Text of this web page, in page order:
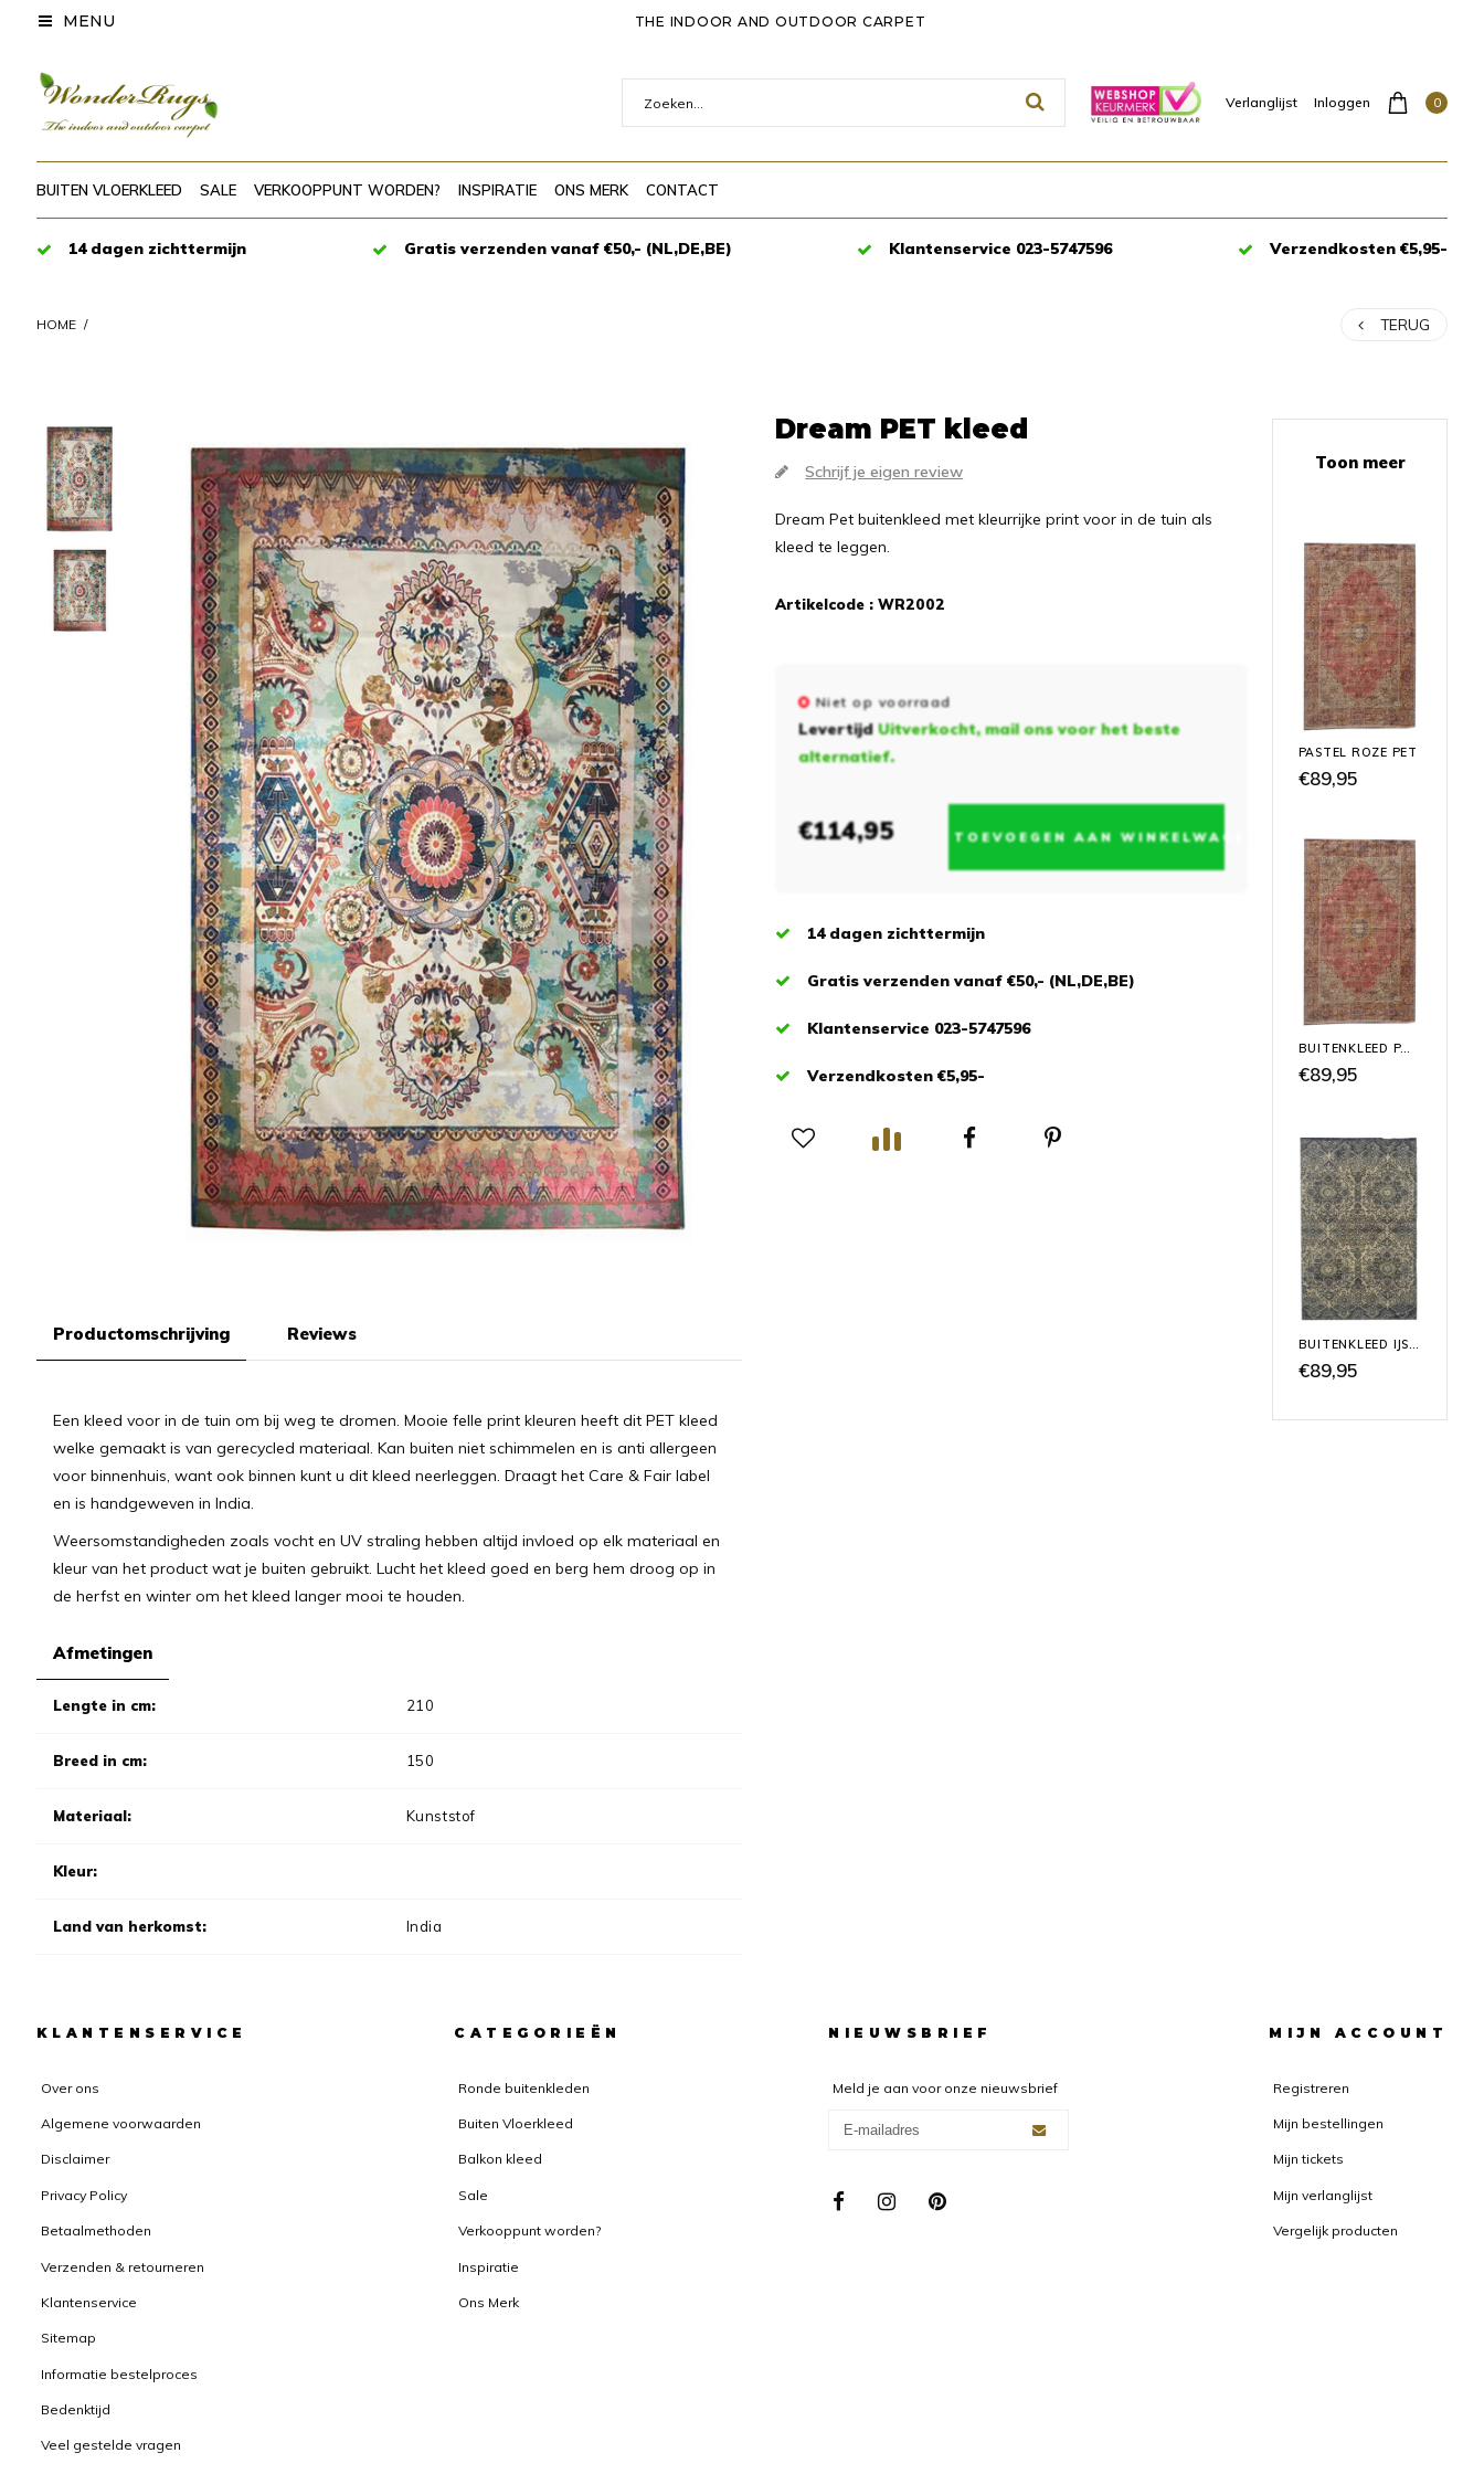
MENU THE INDOOR AND OUTDOOR CARPET
Verlanglijst Inloggen 0
BUITEN VLOERKLEED SALE VERKOOPPUNT WORDEN? INSPIRATIE ONS MERK CONTACT
14 dagen zichttermijn Gratis verzenden vanaf €50,- (NL,DE,BE) Klantenservice 023-5747596 Verzendkosten €5,95-
HOME / TERUG
Productomschrijving Reviews
Een kleed voor in de tuin om bij weg te dromen. Mooie felle print kleuren heeft dit PET kleed
welke gemaakt is van gerecycled materiaal. Kan buiten niet schimmelen en is anti allergeen
voor binnenhuis, want ook binnen kunt u dit kleed neerleggen. Draagt het Care & Fair label
en is handgeweven in India.
Weersomstandigheden zoals vocht en UV straling hebben altijd invloed op elk materiaal en
kleur van het product wat je buiten gebruikt. Lucht het kleed goed en berg hem droog op in
de herfst en winter om het kleed langer mooi te houden.
Afmetingen
Lengte in cm: 210
Breed in cm: 150
Materiaal: Kunststof
Kleur:
Land van herkomst: India
Dream PET kleed
Schrijf je eigen review
Dream Pet buitenkleed met kleurrijke print voor in de tuin als
kleed te leggen.
Artikelcode : WR2002
Niet op voorraad
LevertijdUitverkocht, mail ons voor het beste
alternatief.
€114,95 TOEVOEGEN AAN WINKELWAGEN
14 dagen zichttermijn
Gratis verzenden vanaf €50,- (NL,DE,BE)
Klantenservice 023-5747596
Verzendkosten €5,95-
Toon meer
PASTEL ROZE PET
€89,95
BUITENKLEED PASTEL KELIM
€89,95
€89,95
KLANTENSERVICE
Over ons
Algemene voorwaarden
Disclaimer
Privacy Policy
Betaalmethoden
Verzenden & retourneren
Klantenservice
Sitemap
Informatie bestelproces
Bedenktijd
Veel gestelde vragen
CATEGORIEËN
Ronde buitenkleden
Buiten Vloerkleed
Balkon kleed
Sale
Verkooppunt worden?
Inspiratie
Ons Merk
NIEUWSBRIEF
Meld je aan voor onze nieuwsbrief
MIJN ACCOUNT
Registreren
Mijn bestellingen
Mijn tickets
Mijn verlanglijst
Vergelijk producten